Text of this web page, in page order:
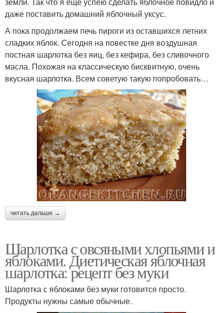
даже поставить домашний яблочный уксус.
А пока продолжаем печь пироги из оставшихся летних
сладких яблок. Сегодня на повестке дня воздушная
постная шарлотка без яиц, без кефира, без сливочного
масла. Похожая на классическую бисквитную, очень
вкусная шарлотка. Всем советую такую попробовать…
читать дальше →
Шарлотка с овсяными хлопьями и
яблоками. Диетическая яблочная
шарлотка: рецепт без муки
Шарлотка с яблоками без муки готовится просто.
Продукты нужны самые обычные.